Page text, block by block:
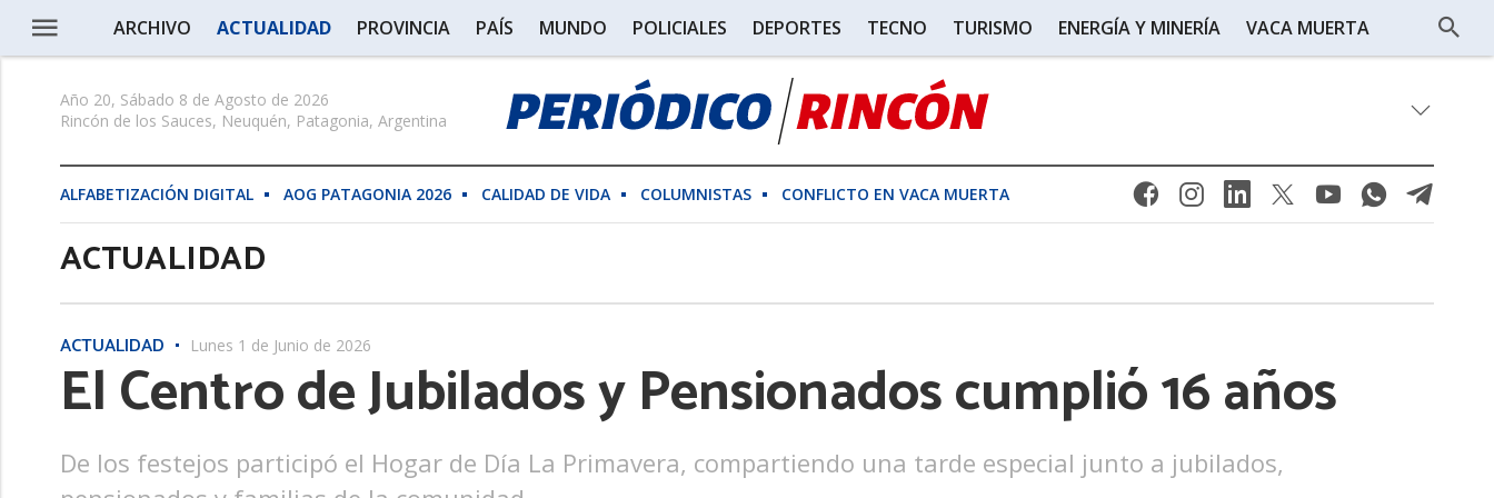
ARCHIVO ACTUALIDAD PROVINCIA PAÍS MUNDO POLICIALES DEPORTES TECNO TURISMO ENERGÍA Y MINERÍA VACA MUERTA
Año 20, Sábado 8 de Agosto de 2026
Rincón de los Sauces, Neuquén, Patagonia, Argentina
ALFABETIZACIÓN DIGITAL AOG PATAGONIA 2026 CALIDAD DE VIDA COLUMNISTAS CONFLICTO EN VACA MUERTA
ACTUALIDAD
ACTUALIDAD Lunes 1 de Junio de 2026
El Centro de Jubilados y Pensionados cumplió 16 años
De los festejos participó el Hogar de Día La Primavera, compartiendo una tarde especial junto a jubilados,